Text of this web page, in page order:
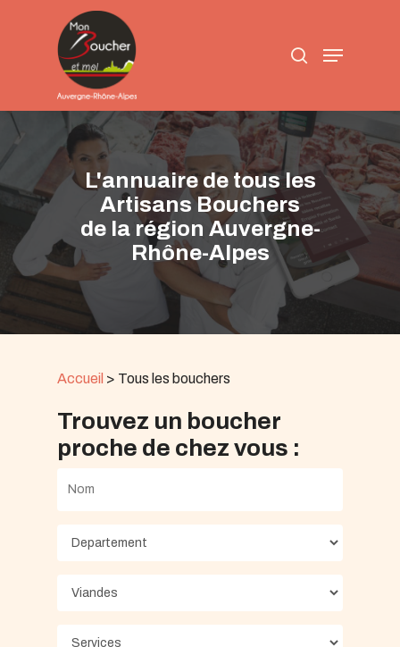
Menu
L'annuaire de tous les
Artisans Bouchers
de la région Auvergne-
Rhône-Alpes
Accueil > Tous les bouchers
Trouvez un boucher
proche de chez vous :